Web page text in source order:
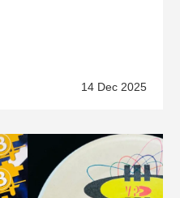
14 Dec 2025